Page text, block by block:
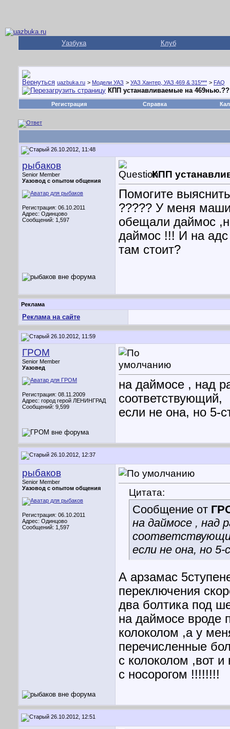
Уазбука Клуб
uazbuka.ru > Модели УАЗ > УАЗ Хантер, УАЗ 469 & 315*** > FAQ
КПП устанавливаемые на
Регистрация Справка
26.10.2012, 11:48
рыбаков
Senior Member
Уазовод с опытом общения
Регистрация: 06.10.2011
Адрес: Одинцово
Сообщений: 1,597
КПП
Помогите
????? У меня
обещали даймос
даймос !!! И на
там стоит?
Реклама
Реклама на сайте
26.10.2012, 11:59
ГРОМ
Senior Member
Уазовед
Регистрация: 08.11.2009
Адрес: город герой ЛЕНИНГРАД
Сообщений: 9,599
на даймосе , над
соответствующий,
если не она, но 5-
26.10.2012, 12:37
рыбаков
Senior Member
Уазовод с опытом общения
Регистрация: 06.10.2011
Адрес: Одинцово
Сообщений: 1,597
Цитата:
Сообщение от
на даймосе , над
если не она, но
А арзамас
переключения
два болтика под
на даймосе вроде
колоколом ,а у
перечисленные
с колоколом ,вот и
с носорогом !!!!!!!!
26.10.2012, 12:51